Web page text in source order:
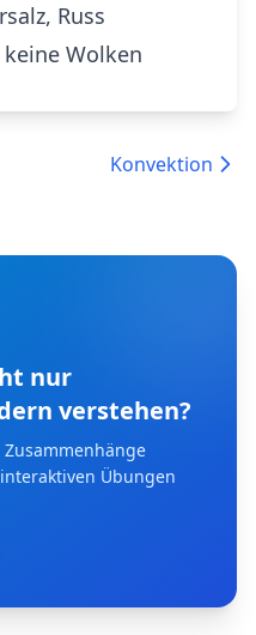
Russ
Wolken
Konvektion
nur
verstehen?
Übungen